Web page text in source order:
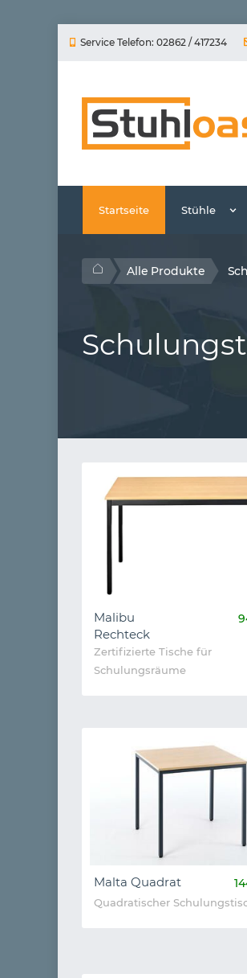
Service Telefon: 02862 / 417234
Startseite Stühle
Alle Produkte
Malibu
Rechteck
Zertifizierte Tische für
Schulungsräume
Malta Quadrat
Quadratischer